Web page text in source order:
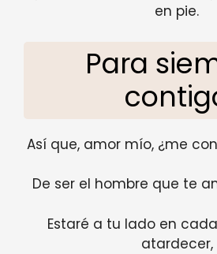
en pie.
Para
Así que, amor mío, ¿me
De ser el hombre que te
Estaré a tu lado en
atardecer,